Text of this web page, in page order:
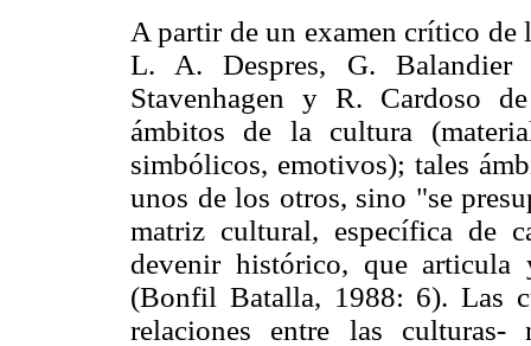
A partir de un examen crítico de
L. A. Despres, G.
Stavenhagen y R. Cardoso
ámbitos de la cultura
simbólicos, emotivos); tales
unos de los otros, sino "se
matriz cultural, específica de
devenir histórico, que
(Bonfil Batalla, 1988: 6). Las
relaciones entre las culturas-